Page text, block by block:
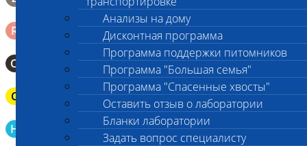
Анализы на дому
Дисконтная программа
Программа поддержки питомников
Программа "Большая семья"
Программа "Спасенные хвосты"
Оставить отзыв о лаборатории
Бланки лаборатории
Задать вопрос специалисту
формалина. До 10 фрагментов с одной локации.
R
Ректальный смыв в пробирку Эппендорфа (с физрастворм
О Мазок-отпечаток на стекло
C Паренхиматозные органы в герметичном пакете
H
Кровь в пробирку для определения гемостаза (цитрат Na